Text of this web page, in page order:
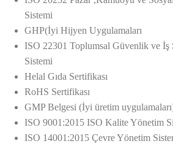
Sistemi
GHP(İyi Hijyen Uygulamaları
ISO 22301 Toplumsal Güvenlik ve
Sistemi
Helal Gıda Sertifikası
RoHS Sertifikası
GMP Belgesi (İyi üretim
ISO 9001:2015 ISO Kalite Yönetim
ISO 14001:2015 Çevre Yönetim